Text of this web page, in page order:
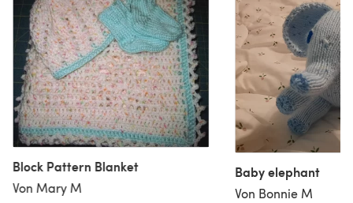
Block Pattern Blanket
Von Mary M
Baby elephant
Von Bonnie M